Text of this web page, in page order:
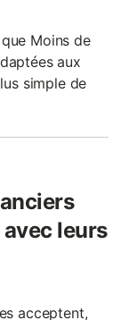
Moins de
aux
simple de
leurs
acceptent,